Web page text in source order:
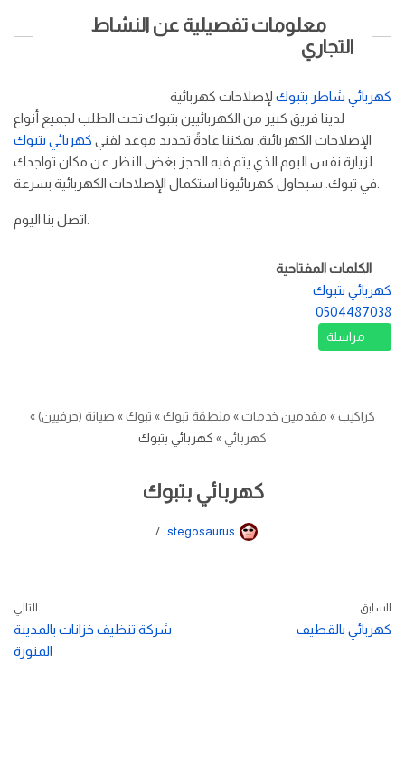
معلومات تفصيلية عن النشاط
التجاري
كهربائي شاطر بتبوك لإصلاحات كهربائية
لدينا فريق كبير من الكهربائيين بتبوك تحت الطلب لجميع أنواع
الإصلاحات الكهربائية. يمكننا عادةً تحديد موعد لفني كهربائي بتبوك
لزيارة نفس اليوم الذي يتم فيه الحجز بغض النظر عن مكان تواجدك
الكلمات المفتاحية
كهربائي بتبوك
0504487038
مراسلة
كراكيب» مقدمين خدمات» منطقة تبوك» تبوك» صيانة (حرفيين)»
كهربائي» كهربائي بتبوك
كهربائي بتبوك
stegosaurus
السابق
كهربائي بالقطيف
التالي
شركة تنظيف خزانات بالمدينة
المنورة